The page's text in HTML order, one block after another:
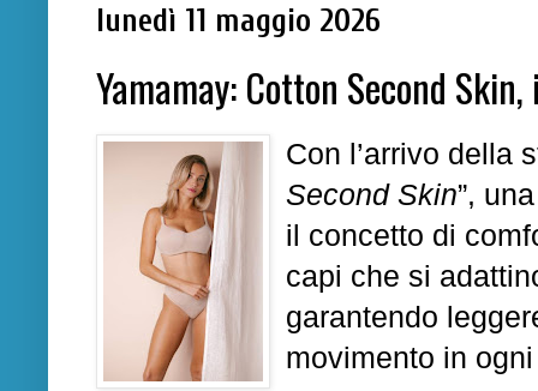
lunedì 11 maggio 2026
Yamamay: Cotton Second
Con l’arrivo della
Second Skin”,
il concetto di
capi che si
garantendo
movimento in